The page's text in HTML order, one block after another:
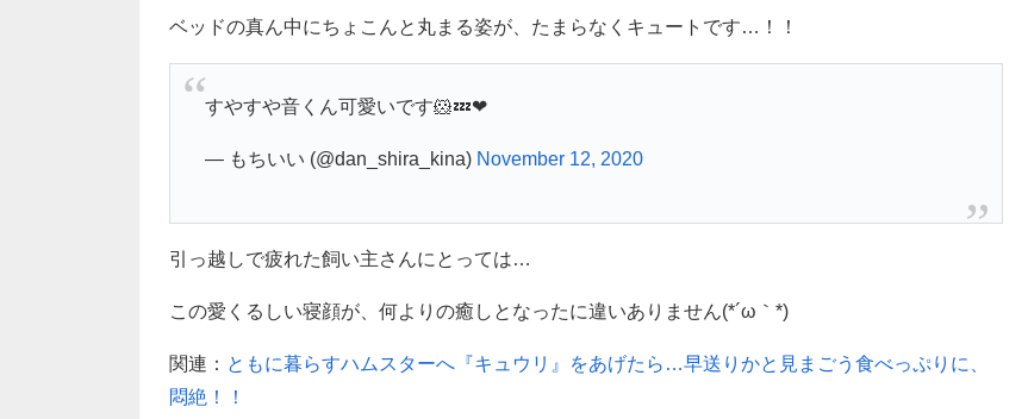
ベッドの真ん中にちょこんと丸まる姿が、たまらなくキュートです…！！
すやすや音くん可愛いです🐹💤❤
— もちいい (@dan_shira_kina) November 12, 2020
引っ越しで疲れた飼い主さんにとっては…
この愛くるしい寝顔が、何よりの癒しとなったに違いありません(*´ω｀*)
関連： ともに暮らすハムスターへ『キュウリ』をあげたら…早送りかと見まごう食べっぷりに、
悶絶！！